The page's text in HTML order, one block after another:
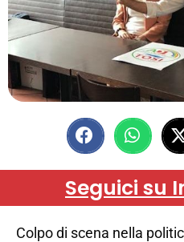
Seguici su
Colpo di scena nella